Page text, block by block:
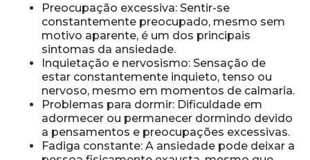
Preocupação excessiva: Sentir-se
constantemente preocupado, mesmo sem
motivo aparente, é um dos principais
sintomas da ansiedade.
Inquietação e nervosismo: Sensação de
estar constantemente inquieto, tenso ou
nervoso, mesmo em momentos de calmaria.
Problemas para dormir: Dificuldade em
adormecer ou permanecer dormindo devido
a pensamentos e preocupações excessivas.
Fadiga constante: A ansiedade pode deixar a